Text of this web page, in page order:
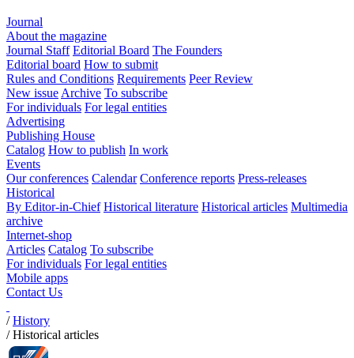
Journal
About the magazine
Journal Staff Editorial Board The Founders
Editorial board How to submit
Rules and Conditions Requirements Peer Review
New issue Archive To subscribe
For individuals For legal entities
Advertising
Publishing House
Catalog How to publish In work
Events
Our conferences Calendar Conference reports Press-releases
Historical
By Editor-in-Chief Historical literature Historical articles Multimedia
archive
Internet-shop
Articles Catalog To subscribe
For individuals For legal entities
Mobile apps
Contact Us
/History
/Historical articles